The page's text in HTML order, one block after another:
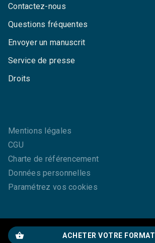
shopping_basket ACHETER VOTRE FORMAT
Contactez-nous
Questions fréquentes
Envoyer un manuscrit
Service de presse
Droits
Mentions légales
CGU
Charte de référencement
Données personnelles
Paramétrez vos cookies